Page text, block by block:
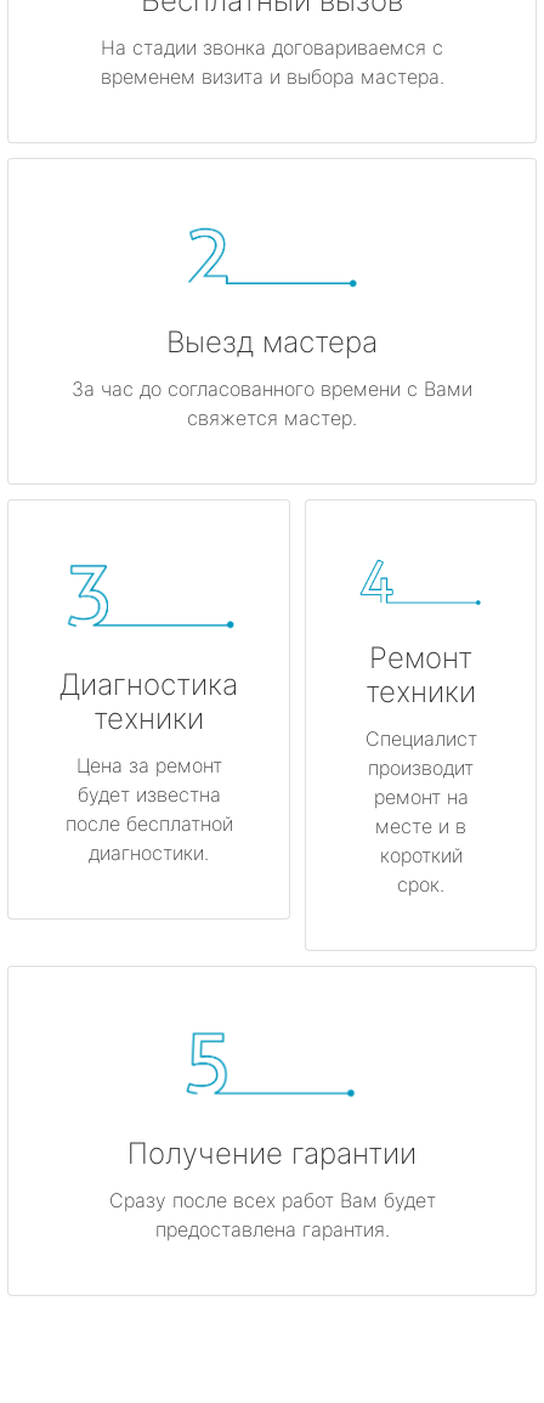
На стадии звонка договариваемся с
временем визита и выбора мастера.
Выезд мастера
За час до согласованного времени с Вами
свяжется мастер.
Диагностика
техники
Цена за ремонт
будет известна
после бесплатной
диагностики.
Ремонт
техники
Специалист
производит
ремонт на
месте и в
короткий
срок.
Получение гарантии
Сразу после всех работ Вам будет
предоставлена гарантия.